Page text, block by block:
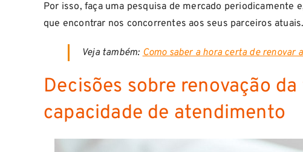
Por isso, faça uma pesquisa de mercado
que encontrar nos concorrentes aos seus parceiros atuais.
Veja também:Como saber a hora certa de renovar
Decisões sobre renovação
capacidade de atendimento